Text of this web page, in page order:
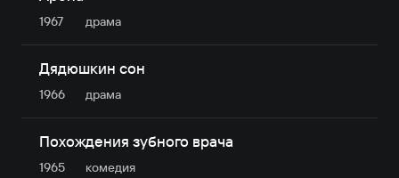
1967 драма
Дядюшкин сон
1966 драма
Похождения зубного врача
1965 комедия